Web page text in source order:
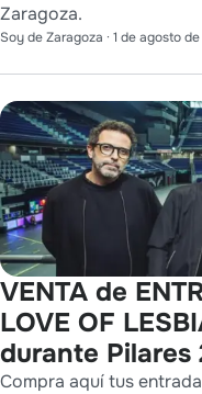
Zaragoza.
Soy de Zaragoza · 1 de agosto
VENTA de
LOVE OF
durante Pilares
Compra aquí tus